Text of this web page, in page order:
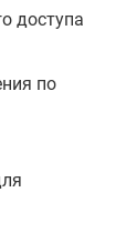
доступа
по